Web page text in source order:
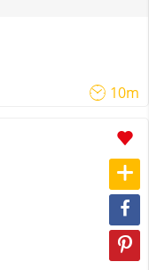
10m